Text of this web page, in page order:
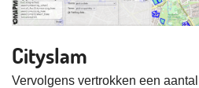
Cityslam
Vervolgens vertrokken een